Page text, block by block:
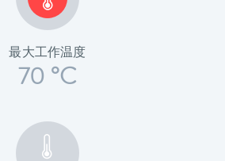
最大工作温度
70 °C